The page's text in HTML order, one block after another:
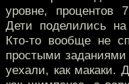
уровне, процентов
Дети поделились
Кто-то вообще не
простыми
уехали, как макаки.